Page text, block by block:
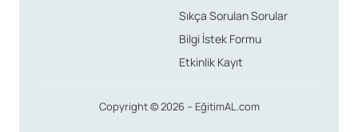
noktalara da pratik şekilde ulaşabilirsiniz. Ders
sonrasında sahile inip yürüyüş yapabilir, Third Street
Promenade gibi alışveriş caddelerini gezebilir veya kısa
eğlence merkezlerini keşfedebilirsiniz.
Sıkça Sorulan Sorular
Bilgi İstek Formu
Etkinlik Kayıt
Copyright © 2026 – EğitimAL.com